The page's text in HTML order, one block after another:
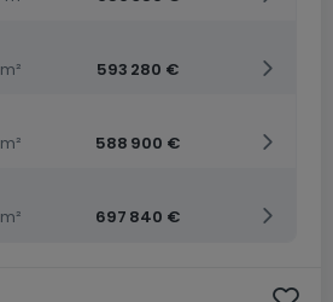
m²
593 280 €
m²
588 900 €
m² 697 840 €